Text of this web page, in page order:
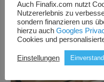
Auch Finafix.com nutzt
Nutzererlebnis zu
sondern finanzieren uns
hierzu auch Googles
Cookies und
Einstellungen